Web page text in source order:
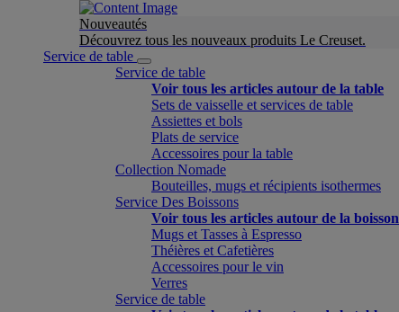
Nouveautés
Découvrez tous les nouveaux produits Le Creuset.
Service de table
Service de table
Voir tous les articles autour de la table
Sets de vaisselle et services de table
Assiettes et bols
Plats de service
Accessoires pour la table
Collection Nomade
Bouteilles, mugs et récipients isothermes
Service Des Boissons
Voir tous les articles autour de la boisson
Mugs et Tasses à Espresso
Théières et Cafetières
Accessoires pour le vin
Verres
Service de table